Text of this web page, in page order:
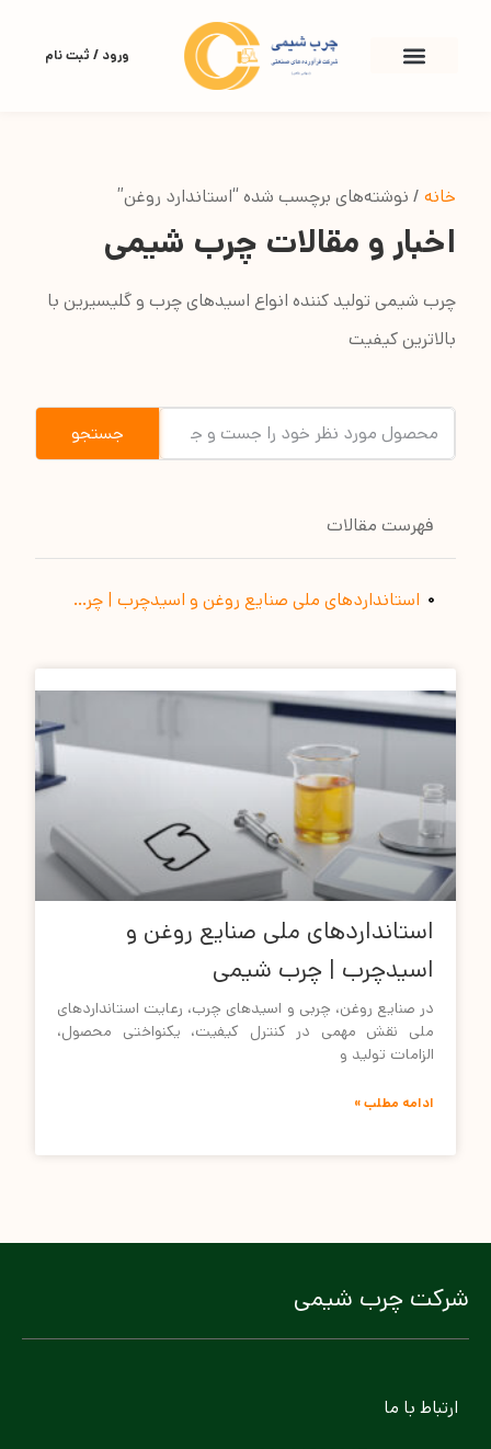
ورود / ثبت نام
خانه / نوشته‌های برچسب شده “استاندارد روغن”
اخبار و مقالات چرب شیمی
چرب شیمی تولید کننده انواع اسیدهای چرب و گلیسیرین با
بالاترین کیفیت
جستجو
فهرست مقالات
استانداردهای ملی صنایع روغن و اسیدچرب | چرب شیمی
استانداردهای ملی صنایع روغن و
اسیدچرب | چرب شیمی
در صنایع روغن، چربی و اسیدهای چرب، رعایت استانداردهای
ملی نقش مهمی در کنترل کیفیت، یکنواختی محصول،
الزامات تولید و
ادامه مطلب »
شرکت چرب شیمی
ارتباط با ما